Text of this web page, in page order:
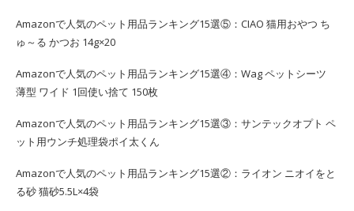
Amazonで人気のペット用品ランキング15選⑤：CIAO 猫用おやつ ち
ゅ～る かつお 14g×20
Amazonで人気のペット用品ランキング15選④：Wag ペットシーツ
薄型 ワイド 1回使い捨て 150枚
Amazonで人気のペット用品ランキング15選③：サンテックオプト ペ
ット用ウンチ処理袋ポイ太くん
Amazonで人気のペット用品ランキング15選②：ライオン ニオイをと
る砂 猫砂5.5L×4袋